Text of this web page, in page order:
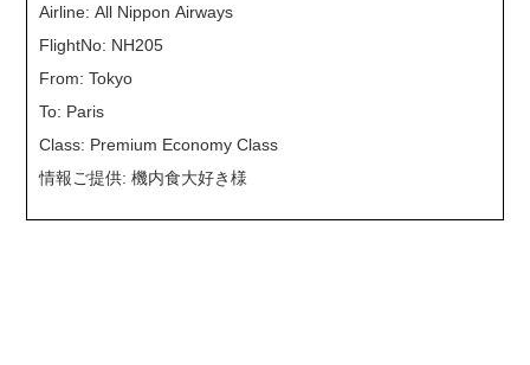
Airline: All Nippon Airways
FlightNo: NH205
From: Tokyo
To: Paris
Class: Premium Economy Class
情報ご提供: 機内食大好き様